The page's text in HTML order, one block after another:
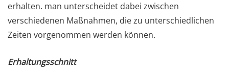
erhalten. man unterscheidet dabei zwischen
verschiedenen Maßnahmen, die zu unterschiedlichen
Zeiten vorgenommen werden können.
Erhaltungsschnitt